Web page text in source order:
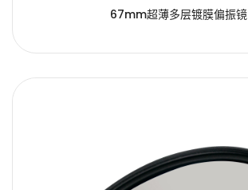
67mm超薄多层镀膜偏振镜